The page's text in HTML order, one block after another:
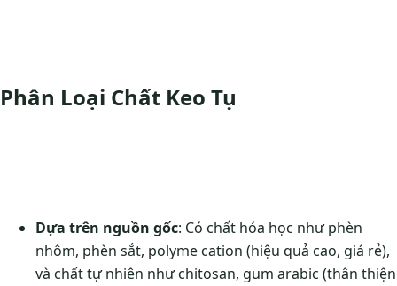
Phân Loại Chất Keo Tụ
Dựa trên nguồn gốc: Có chất hóa học như phèn
nhôm, phèn sắt, polyme cation (hiệu quả cao, giá rẻ),
và chất tự nhiên như chitosan, gum arabic (thân thiện